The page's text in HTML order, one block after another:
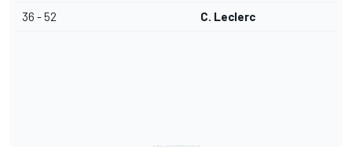
36 - 52 C. Leclerc